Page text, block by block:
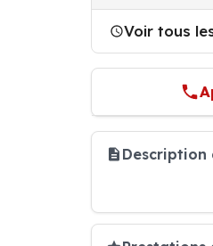
Voir tous
Description